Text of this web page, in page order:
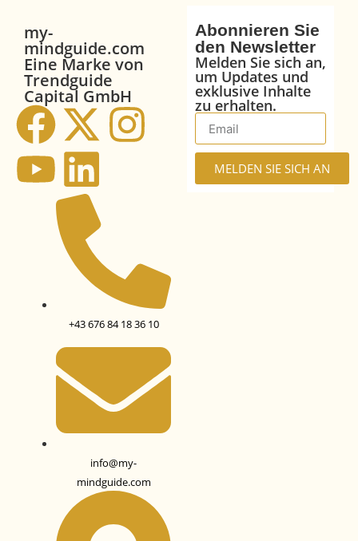
my-
mindguide.com
Eine Marke von
Trendguide
Capital GmbH
+43 676 84 18 36 10
info@my-
mindguide.com
Abonnieren Sie
den Newsletter
Melden Sie sich an,
um Updates und
exklusive Inhalte
zu erhalten.
MELDEN SIE SICH AN